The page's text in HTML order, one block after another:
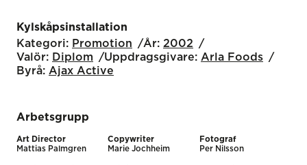
Kylskåpsinstallation
Kategori: Promotion År: 2002
Valör: Diplom Uppdragsgivare: Arla Foods
Byrå: Ajax Active
Arbetsgrupp
Art Director
Mattias Palmgren
Copywriter
Marie Jochheim
Fotograf
Per Nilsson